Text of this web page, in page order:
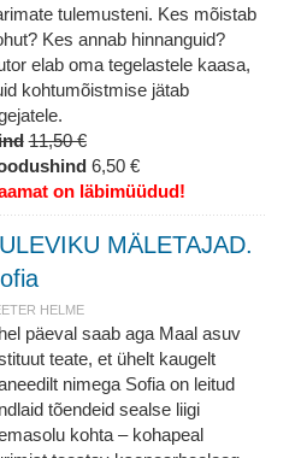
tulemusteni. Kes mõistab
Kes annab hinnanguid?
elab oma tegelastele kaasa,
kohtumõistmise jätab
11,50 €
6,50 €
on läbimüüdud!
MÄLETAJAD.
HELME
päeval saab aga Maal asuv
teate, et ühelt kaugelt
nimega Sofia on leitud
tõendeid sealse liigi
kohta – kohapeal